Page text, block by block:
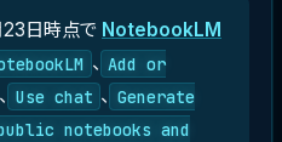
23日時点で NotebookLM
、 Add or
、 Use chat 、 Generate
notebooks and